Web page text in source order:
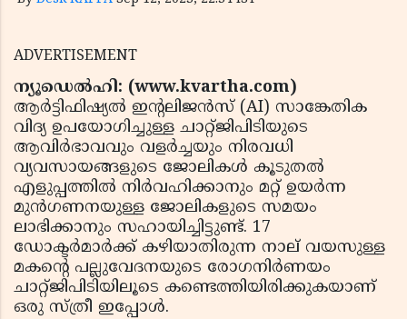
ADVERTISEMENT
ന്യൂഡെൽഹി: (www.kvartha.com)
ആർട്ടിഫിഷ്യൽ ഇന്റലിജൻസ് (AI) സാങ്കേതിക
വിദ്യ ഉപയോഗിച്ചുള്ള ചാറ്റ്ജിപിടിയുടെ
ആവിർഭാവവും വളർച്ചയും നിരവധി
വ്യവസായങ്ങളുടെ ജോലികൾ കൂടുതൽ
എളുപ്പത്തിൽ നിർവഹിക്കാനും മറ്റ് ഉയർന്ന
മുൻഗണനയുള്ള ജോലികളുടെ സമയം
ലാഭിക്കാനും സഹായിച്ചിട്ടുണ്ട്. 17
ഡോക്ടർമാർക്ക് കഴിയാതിരുന്ന നാല് വയസുള്ള
മകന്റെ പല്ലുവേദനയുടെ രോഗനിർണയം
ചാറ്റ്ജിപിടിയിലൂടെ കണ്ടെത്തിയിരിക്കുകയാണ്
ഒരു സ്ത്രീ ഇപ്പോൾ.